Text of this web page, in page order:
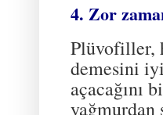
4. Zor
Plüvofiller,
demesini
açacağını
yağmurdan